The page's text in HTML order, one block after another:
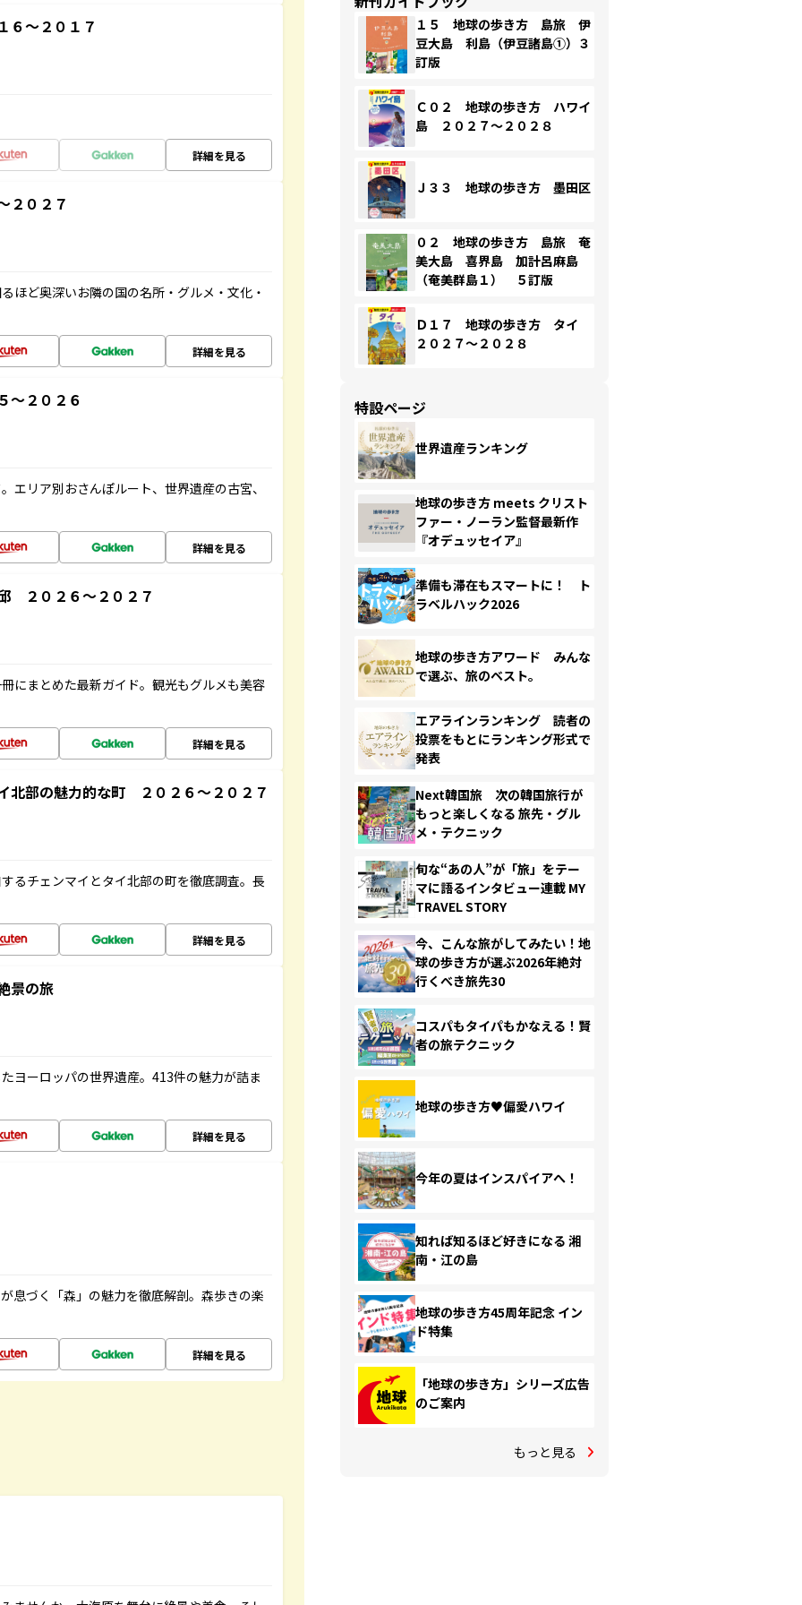
～２０１７
詳細を見る
０２７
ほど奥深いお隣の国の名所・グルメ・文化・
詳細を見る
２０２６
エリア別おさんぽルート、世界遺産の古宮、
詳細を見る
０２６～２０２７
にまとめた最新ガイド。観光もグルメも美容
詳細を見る
部の魅力的な町 ２０２６～２０２７
るチェンマイとタイ北部の町を徹底調査。長
詳細を見る
景の旅
ヨーロッパの世界遺産。413件の魅力が詰ま
詳細を見る
息づく「森」の魅力を徹底解剖。森歩きの楽
詳細を見る
１５ 地球の歩き方 島旅 伊
豆大島 利島（伊豆諸島①）３
訂版
Ｃ０２ 地球の歩き方 ハワイ
島 ２０２７～２０２８
Ｊ３３ 地球の歩き方 墨田区
０２ 地球の歩き方 島旅 奄
美大島 喜界島 加計呂麻島
（奄美群島１） ５訂版
Ｄ１７ 地球の歩き方 タイ
２０２７～２０２８
特設ページ
世界遺産ランキング
地球の歩き方 meets クリスト
ファー・ノーラン監督最新作
『オデュッセイア』
準備も滞在もスマートに！ ト
ラベルハック2026
地球の歩き方アワード みんな
で選ぶ、旅のベスト。
エアラインランキング 読者の
投票をもとにランキング形式で
発表
Next韓国旅 次の韓国旅行が
もっと楽しくなる 旅先・グル
メ・テクニック
旬な“あの人”が「旅」をテー
マに語るインタビュー連載 MY
TRAVEL STORY
今、こんな旅がしてみたい！地
球の歩き方が選ぶ2026年絶対
行くべき旅先30
コスパもタイパもかなえる！賢
者の旅テクニック
地球の歩き方♥偏愛ハワイ
今年の夏はインスパイアへ！
知れば知るほど好きになる 湘
南・江の島
地球の歩き方45周年記念 イン
ド特集
「地球の歩き方」シリーズ広告
のご案内
もっと見る